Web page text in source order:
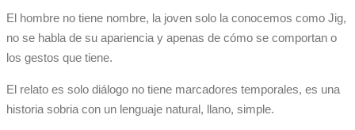
El hombre no tiene nombre, la joven solo la conocemos como Jig,
no se habla de su apariencia y apenas de cómo se comportan o
los gestos que tiene.
El relato es solo diálogo no tiene marcadores temporales, es una
historia sobria con un lenguaje natural, llano, simple.